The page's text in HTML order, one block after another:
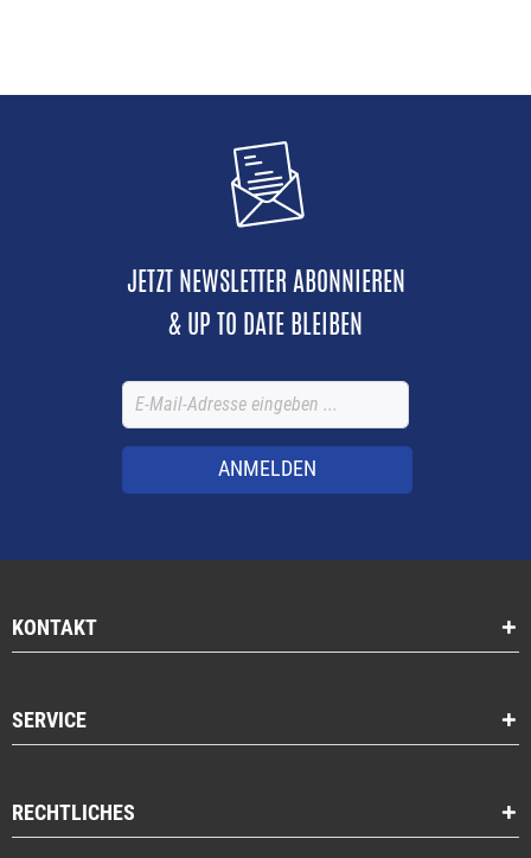
JETZT NEWSLETTER ABONNIEREN
& UP TO DATE BLEIBEN
ANMELDEN
KONTAKT
SERVICE
RECHTLICHES